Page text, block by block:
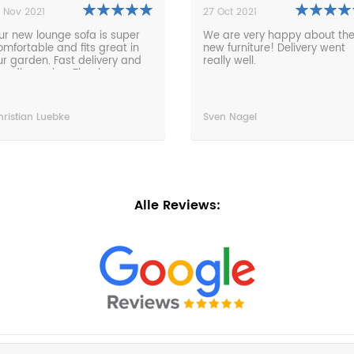
27 Oct 2021
We are very happy about the
new furniture! Delivery went
really well.
Sven Nagel
26 Apr 2021
The furniture is an
dream. The
Alle Reviews: